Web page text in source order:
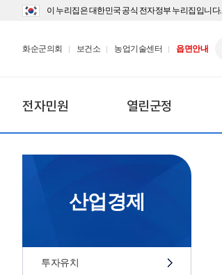
이 누리집은 대한민국 공식 전자정부 누리집입니다.
화순군의회 보건소 농업기술센터 읍면안내
전자민원 열린군정
산업경제
투자유치